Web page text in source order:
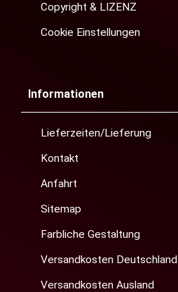
Copyright & LIZENZ
Cookie Einstellungen
Informationen
Lieferzeiten/Lieferung
Kontakt
Anfahrt
Sitemap
Farbliche Gestaltung
Versandkosten Deutschland
Versandkosten Ausland